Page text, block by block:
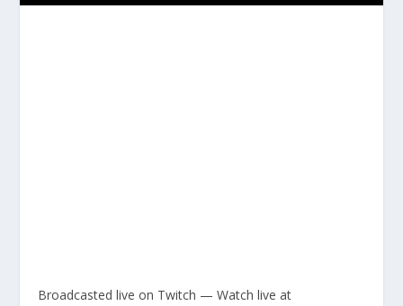
Broadcasted live on Twitch — Watch live at